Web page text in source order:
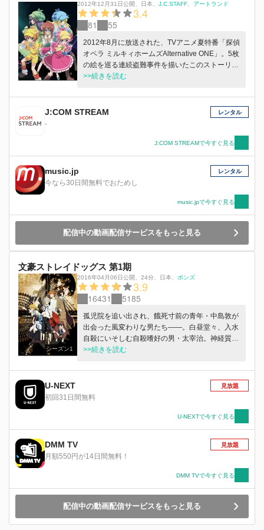
2012年12月31日公開、 日本、 J.C.STAFF アートランド
3.4
81 55
2012年8月に放送された、TVアニメ夏特番「探偵
オペラ ミルキィホームズAlternative ONE」。5枚
の絵を巡る連続盗難事件を描いたこのストーリー
の終盤に、ひとりだけ正体を明らかにされなかっ
佐。5枚の絵に隠された謎、新たに起こる盗難事
件。そして、エドガー・モランとは何者なのか。
>>続きを読む
J:COM STREAM
-
レンタル
J:COM STREAMで今すぐ見る
music.jp
今なら30日間無料でおためし
レンタル
music.jpで今すぐ見る
配信中の動画配信サービスをもっと見る
文豪ストレイドッグス 第1期
シーズン1
2016年04月06日公開、 24分、 日本、 ボンズ
3.9
16431 5185
孤児院を追い出され、餓死寸前の青年・中島敦が
出会った風変わりな男たち――。白昼堂々、入水
自殺にいそしむ自殺嗜好の男・太宰治。神経質そ
うに手帳を繰る、眼鏡の男・国木田独歩。彼ら
される「武装探偵社」の社員であった。何の因果
か、巷を騒がせる「人喰い虎」退治への同行を求
められる敦だが・・・・・・。架空の都市 ヨコ
名になぞらえた異形の力が火花を散らす。奇怪千
万の文豪異能力バトル、ここに開幕！
>>続きを読む
U-NEXT
初回31日間無料
見放題
U-NEXTで今すぐ見る
DMM TV
月額550円が14日間無料！
見放題
DMM TVで今すぐ見る
配信中の動画配信サービスをもっと見る